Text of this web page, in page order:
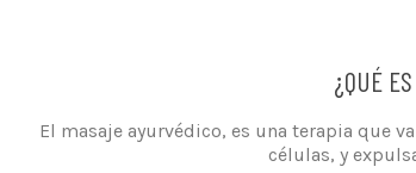
¿QUÉ
El masaje ayurvédico, es una terapia que
células, y